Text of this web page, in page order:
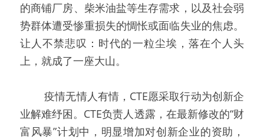
的商铺厂房、柴米油盐等生存需求，以及社会弱
势群体遭受惨重损失的惆怅或面临失业的焦虑。
让人不禁悲叹：时代的一粒尘埃，落在个人头
上，就成了一座大山。
疫情无情人有情，CTE愿采取行动为创新企
业解难纾困。CTE负责人透露，在最新修改的“财
富风暴”计划中，明显增加对创新企业的资助，